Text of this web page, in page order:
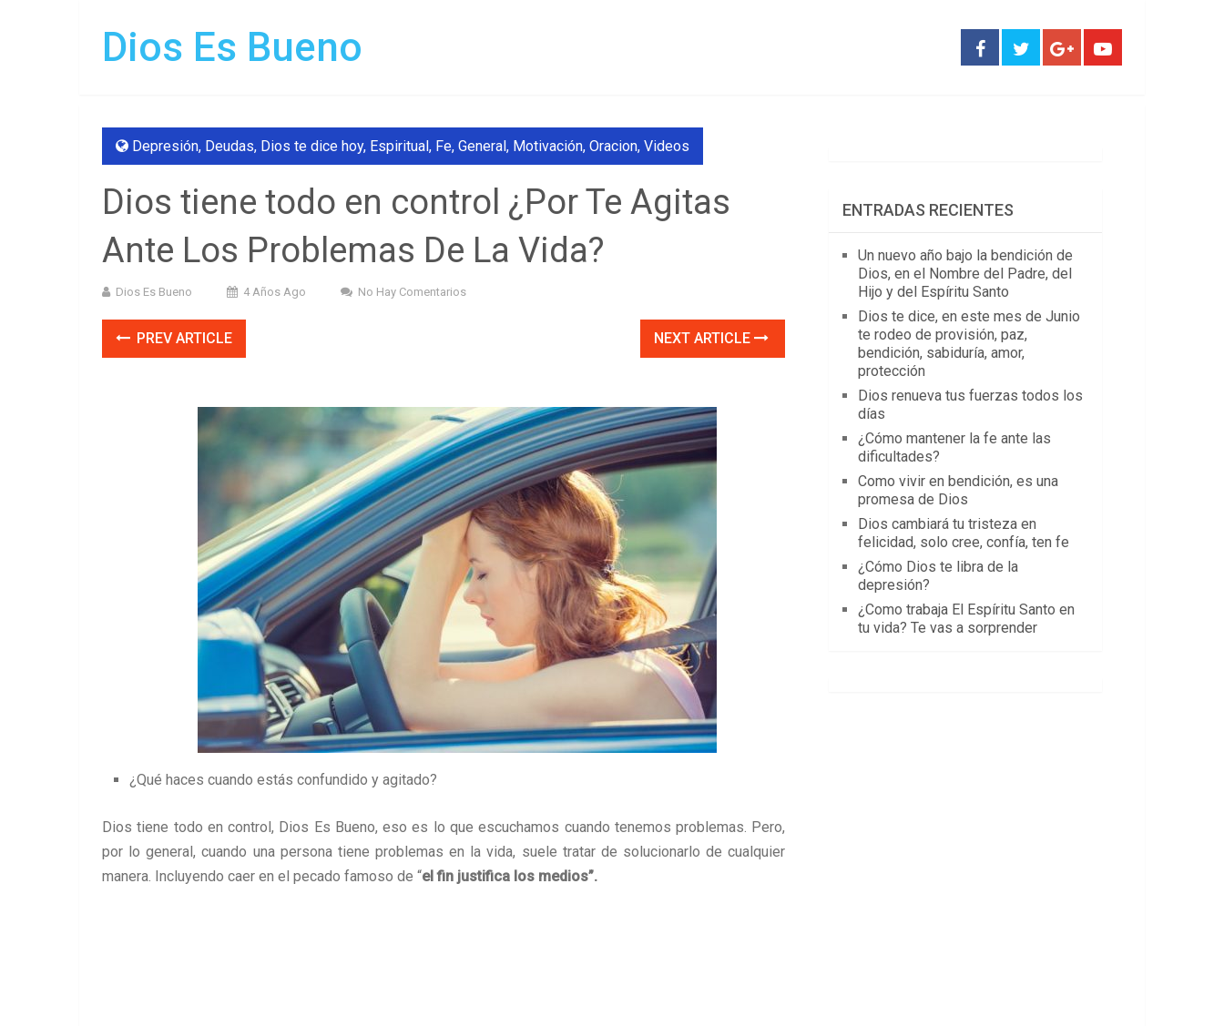
Dios Es Bueno
Depresión, Deudas, Dios te dice hoy, Espiritual, Fe, General, Motivación, Oracion, Videos
Dios tiene todo en control ¿Por Te Agitas
Ante Los Problemas De La Vida?
Dios Es Bueno 4 Años Ago No Hay Comentarios
PREV ARTICLE NEXT ARTICLE
¿Qué haces cuando estás confundido y agitado?
Dios tiene todo en control, Dios Es Bueno, eso es lo que escuchamos cuando tenemos problemas. Pero,
por lo general, cuando una persona tiene problemas en la vida, suele tratar de solucionarlo de cualquier
manera. Incluyendo caer en el pecado famoso de “el fin justifica los medios”.
ENTRADAS RECIENTES
Un nuevo año bajo la bendición de
Dios, en el Nombre del Padre, del
Hijo y del Espíritu Santo
Dios te dice, en este mes de Junio
te rodeo de provisión, paz,
bendición, sabiduría, amor,
protección
Dios renueva tus fuerzas todos los
días
¿Cómo mantener la fe ante las
dificultades?
Como vivir en bendición, es una
promesa de Dios
Dios cambiará tu tristeza en
felicidad, solo cree, confía, ten fe
¿Cómo Dios te libra de la
depresión?
¿Como trabaja El Espíritu Santo en
tu vida? Te vas a sorprender